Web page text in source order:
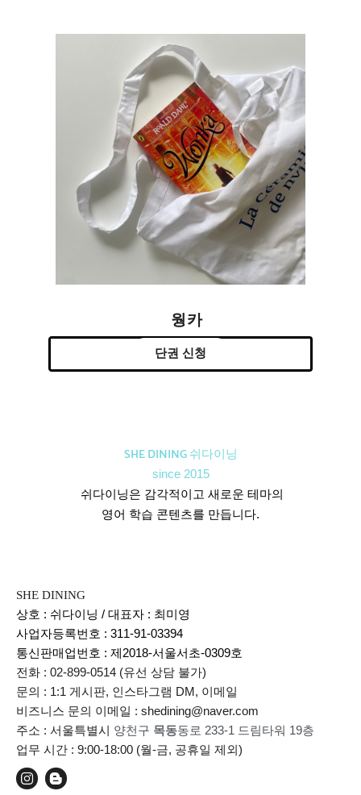
웡카
단권 신청
SHE DINING 쉬다이닝
since 2015
쉬다이닝은 감각적이고 새로운 테마의
영어 학습 콘텐츠를 만듭니다.
SHE DINING
상호 : 쉬다이닝 / 대표자 : 최미영
사업자등록번호 : 311-91-03394
통신판매업번호 : 제2018-서울서초-0309호
전화 : 02-899-0514 (유선 상담 불가)
문의 : 1:1 게시판, 인스타그램 DM, 이메일
비즈니스 문의 이메일 : shedining@naver.com
주소 : 서울특별시 양천구 목동동로 233-1 드림타워 19층
업무 시간 : 9:00-18:00 (월-금, 공휴일 제외)